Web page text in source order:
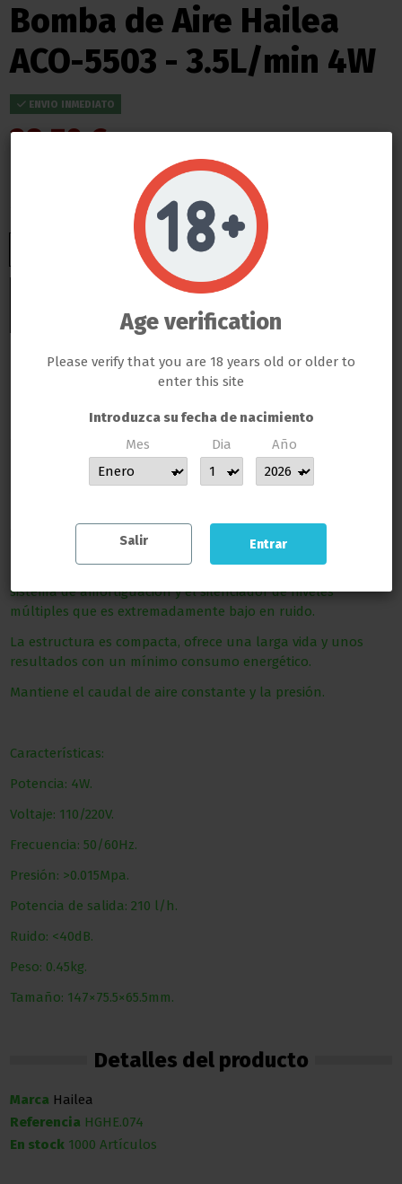
Bomba de Aire Hailea
ACO-5503 - 3.5L/min 4W
ENVIO INMEDIATO
28,70 €
ENTREGA EN 24/48 HORAS DESDE SU SALIDA DEL ALMACEN
Descripción
sistema de amortiguación y el silenciador de niveles
múltiples que es extremadamente bajo en ruido.
La estructura es compacta, ofrece una larga vida y unos
resultados con un mínimo consumo energético.
Mantiene el caudal de aire constante y la presión.
Características:
Potencia: 4W.
Voltaje: 110/220V.
Frecuencia: 50/60Hz.
Presión: >0.015Mpa.
Potencia de salida: 210 l/h.
Ruido: <40dB.
Peso: 0.45kg.
Tamaño: 147×75.5×65.5mm.
Detalles del producto
Marca Hailea
Referencia HGHE.074
En stock 1000 Artículos
Age verification
Please verify that you are 18 years old or older to
enter this site
Introduzca su fecha de nacimiento
Mes
Dia Año
Salir Entrar
LLAMAS GROW NO VENDE ABSOLUTAMENTE NINGÚN PRODUCTO QUE ESTE FUERA DE LA LEY
TODOS LOS PRODUCTOS QUE SE VENDEN EN ESTA WEB SON EXCLUSIVAMENTE PARA LA HORTICULTURA
PROFESIONAL
GERMINAR NI CULTIVAR, SI ALGÚN CLIENTE DE LLAMAS GROW NO RESPETA LA LEY SERÁ BAJO SU
RESPONSABILIDAD
MUCHAS GRACIAS POR CONFIAR EN LLAMAS GROW